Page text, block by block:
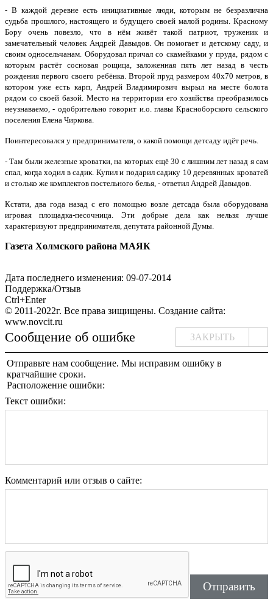
- В каждой деревне есть инициативные люди, которым не безразлична
судьба прошлого, настоящего и будущего своей малой родины. Красному
Бору очень повезло, что в нём живёт такой патриот, труженик и
замечательный человек Андрей Давыдов. Он помогает и детскому саду, и
своим односельчанам. Оборудовал причал со скамейками у пруда, рядом с
которым растёт сосновая рощица, заложенная пять лет назад в честь
рождения первого своего ребёнка. Второй пруд размером 40х70 метров, в
котором уже есть карп, Андрей Владимирович вырыл на месте болота
рядом со своей базой. Место на территории его хозяйства преобразилось
неузнаваемо, - одобрительно говорит и.о. главы Красноборского сельского
поселения Елена Чиркова.
Поинтересовался у предпринимателя, о какой помощи детсаду идёт речь.
- Там были железные кроватки, на которых ещё 30 с лишним лет назад я сам
спал, когда ходил в садик. Купил и подарил садику 10 деревянных кроватей
и столько же комплектов постельного белья, - ответил Андрей Давыдов.
Кстати, два года назад с его помощью возле детсада была оборудована
игровая площадка-песочница. Эти добрые дела как нельзя лучше
характеризуют предпринимателя, депутата районной Думы.
Газета Холмского района МАЯК
Дата последнего изменения: 09-07-2014
Поддержка/Отзыв
Ctrl+Enter
© 2011-2022г. Все права зищищены. Создание сайта:
www.novcit.ru
Сообщение об ошибке ЗАКРЫТЬ
Отправьте нам сообщение. Мы исправим ошибку в
кратчайшие сроки.
Расположение ошибки:
Текст ошибки:
Комментарий или отзыв о сайте:
Отправить